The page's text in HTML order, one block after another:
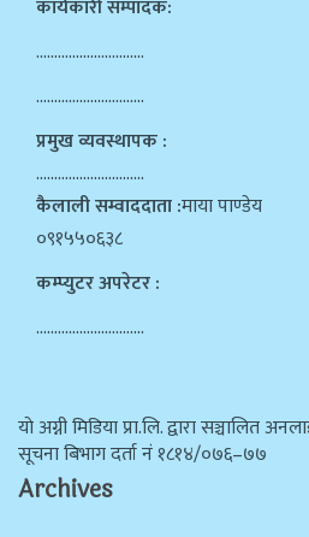
कार्यकारी सम्पादक:
…………………………
…………………………
प्रमुख व्यवस्थापक :
…………………………
कैलाली सम्वाददाता :माया पाण्डेय
०९१५५०६३८
कम्प्युटर अपरेटर :
…………………………
याे अग्नी मिडिया प्रा.लि. द्वारा सञ्चालित
सूचना बिभाग दर्ता न‌ं १८१४/०७६–७७
Archives